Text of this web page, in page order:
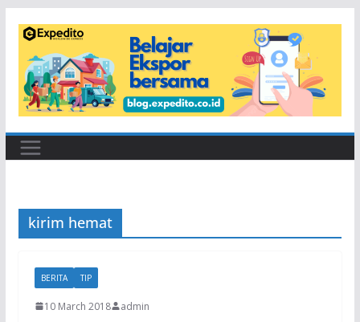
content
kirim hemat
BERITA TIP
10 March 2018 admin